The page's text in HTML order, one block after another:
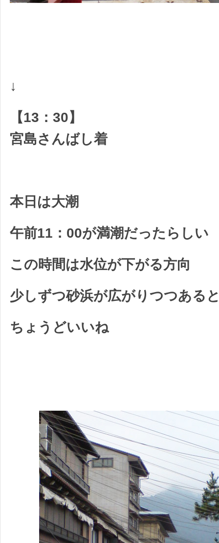
↓
【13：30】
宮島さんばし着
本日は大潮
午前11：00が満潮だったらしい
この時間は水位が下がる方向
少しずつ砂浜が広がりつつある
ちょうどいいね